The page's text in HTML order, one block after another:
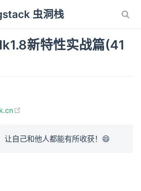
虫洞栈
新特性实战篇(41
让自己和他人都能有所收获！😄